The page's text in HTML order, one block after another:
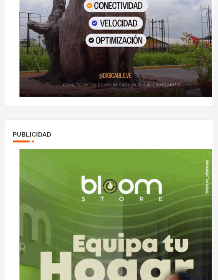
PUBLICIDAD